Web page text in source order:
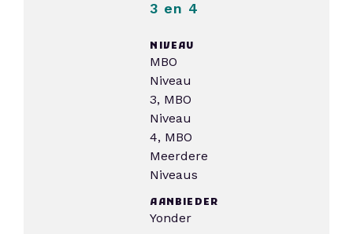
3 en 4
NIVEAU
MBO
Niveau
3, MBO
Niveau
4, MBO
Meerdere
Niveaus
AANBIEDER
Yonder